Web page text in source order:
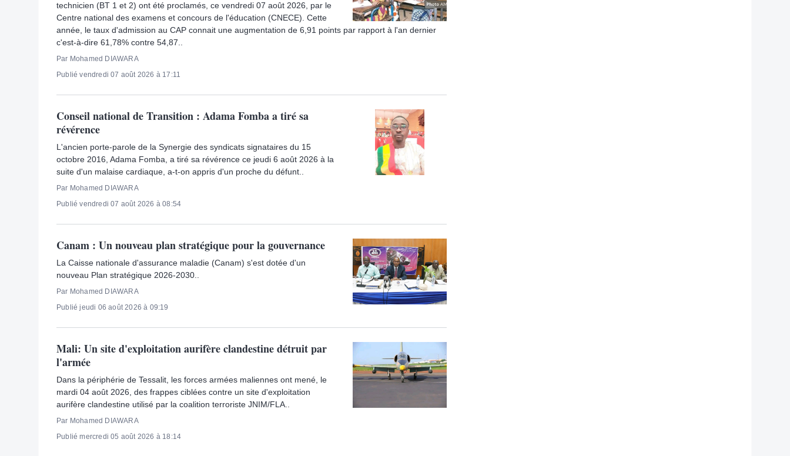
technicien (BT 1 et 2) ont été proclamés, ce vendredi 07 août 2026, par le
Centre national des examens et concours de l'éducation (CNECE). Cette
année, le taux d'admission au CAP connait une augmentation de 6,91 points par rapport à l'an dernier
c'est-à-dire 61,78% contre 54,87..
Par Mohamed DIAWARA
Publié vendredi 07 août 2026 à 17:11
Conseil national de Transition : Adama Fomba a tiré sa
révérence
L'ancien porte-parole de la Synergie des syndicats signataires du 15
octobre 2016, Adama Fomba, a tiré sa révérence ce jeudi 6 août 2026 à la
suite d'un malaise cardiaque, a-t-on appris d'un proche du défunt..
Par Mohamed DIAWARA
Publié vendredi 07 août 2026 à 08:54
Canam : Un nouveau plan stratégique pour la gouvernance
La Caisse nationale d'assurance maladie (Canam) s'est dotée d'un
nouveau Plan stratégique 2026-2030..
Par Mohamed DIAWARA
Publié jeudi 06 août 2026 à 09:19
Mali: Un site d'exploitation aurifère clandestine détruit par
l'armée
Dans la périphérie de Tessalit, les forces armées maliennes ont mené, le
mardi 04 août 2026, des frappes ciblées contre un site d'exploitation
aurifère clandestine utilisé par la coalition terroriste JNIM/FLA..
Par Mohamed DIAWARA
Publié mercredi 05 août 2026 à 18:14